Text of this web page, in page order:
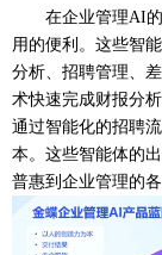
在企业管理AI
用的便利。这些智
分析、招聘管理、
术快速完成财报分
通过智能化的招聘
本。这些智能体的
普惠到企业管理的各